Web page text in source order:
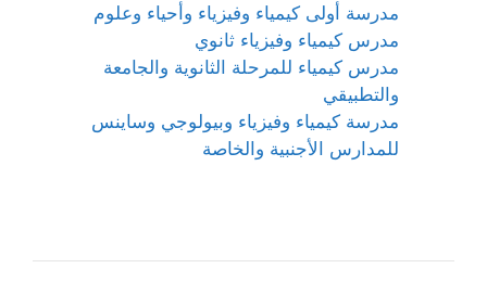
مدرسة أولى كيمياء وفيزياء وأحياء وعلوم
مدرس كيمياء وفيزياء ثانوي
مدرس كيمياء للمرحلة الثانوية والجامعة
والتطبيقي
مدرسة كيمياء وفيزياء وبيولوجي وساينس
للمدارس الأجنبية والخاصة